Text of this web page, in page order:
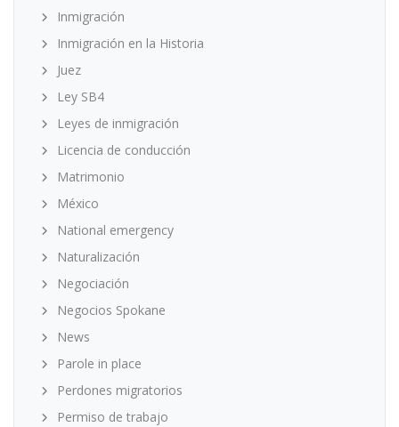
Inmigración
Inmigración en la Historia
Juez
Ley SB4
Leyes de inmigración
Licencia de conducción
Matrimonio
México
National emergency
Naturalización
Negociación
Negocios Spokane
News
Parole in place
Perdones migratorios
Permiso de trabajo